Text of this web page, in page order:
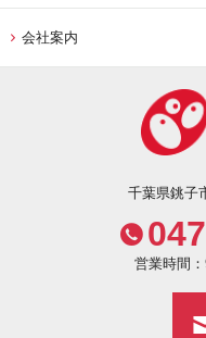
会社案内
千葉県銚子
営業時間：